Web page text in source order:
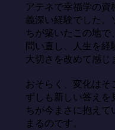
アテネで幸福学の
義深い経験でした。
ちが築いたこの地で
問い直し、人生を
大切さを改めて感じ
おそらく、変化は
ずしも新しい答えを
ちが今まさに抱え
まるのです。